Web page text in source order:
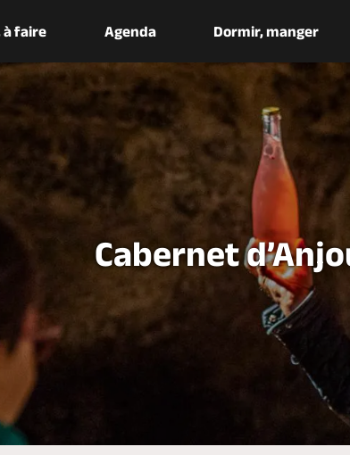
à faire Agenda Dormir, manger
Cabernet